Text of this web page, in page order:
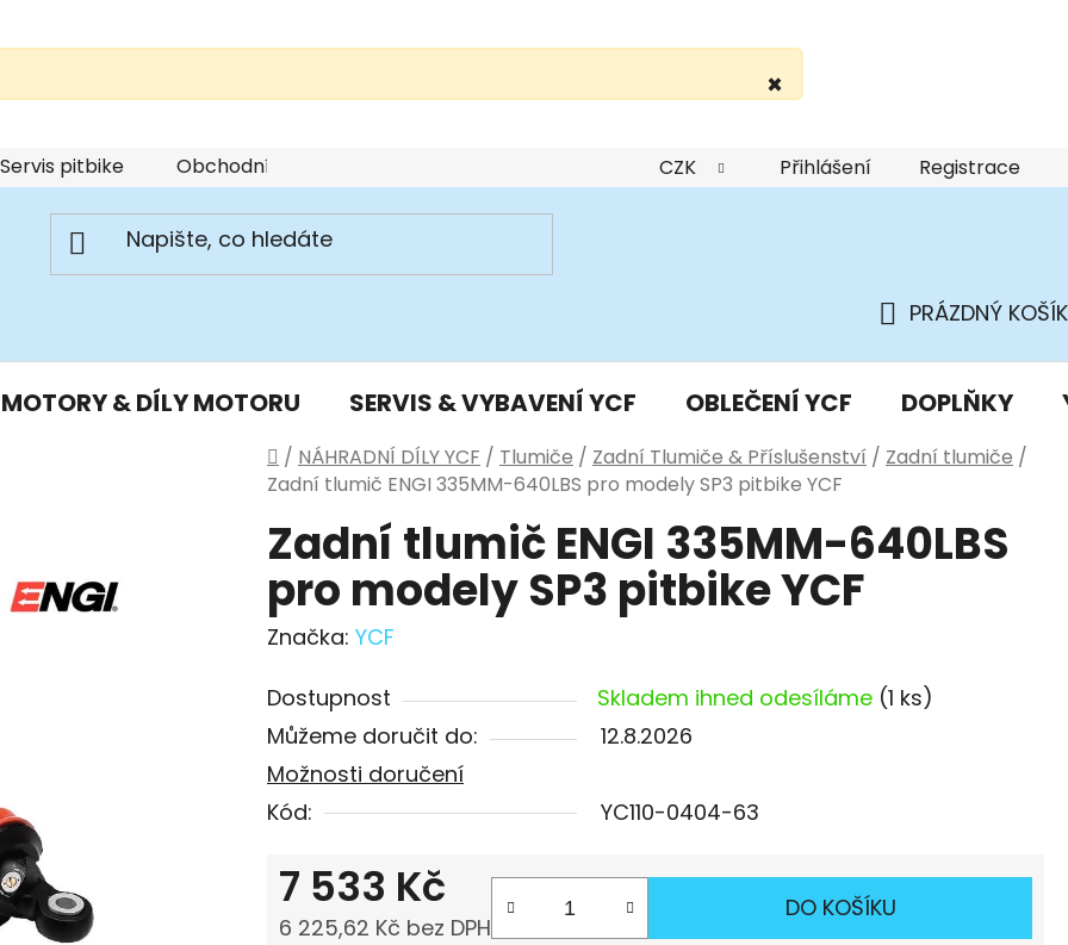
×
Servis pitbike Obchodní podmínky Podmínky ochrany osobních údajů
CZK Přihlášení Registrace
KOŠÍK
PRÁZDNÝ KOŠÍK
MOTORY & DÍLY MOTORU SERVIS & VYBAVENÍ YCF OBLEČENÍ YCF DOPLŇKY
Domů
/ NÁHRADNÍ DÍLY YCF / Tlumiče / Zadní Tlumiče & Příslušenství / Zadní tlumiče /
Zadní tlumič ENGI 335MM-640LBS pro modely SP3 pitbike YCF
Zadní tlumič ENGI 335MM-640LBS
pro modely SP3 pitbike YCF
Značka: YCF
Dostupnost Skladem ihned odesíláme (1 ks)
Můžeme doručit do:
12.8.2026
Možnosti doručení
Kód:
YC110-0404-63
7 533 Kč
6 225,62 Kč bez DPH
DO KOŠÍKU